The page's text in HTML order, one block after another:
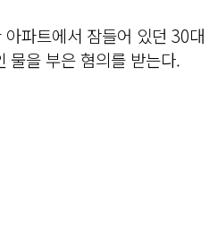
파트에서 잠들어 있던 30대
물을 부은 혐의를 받는다.